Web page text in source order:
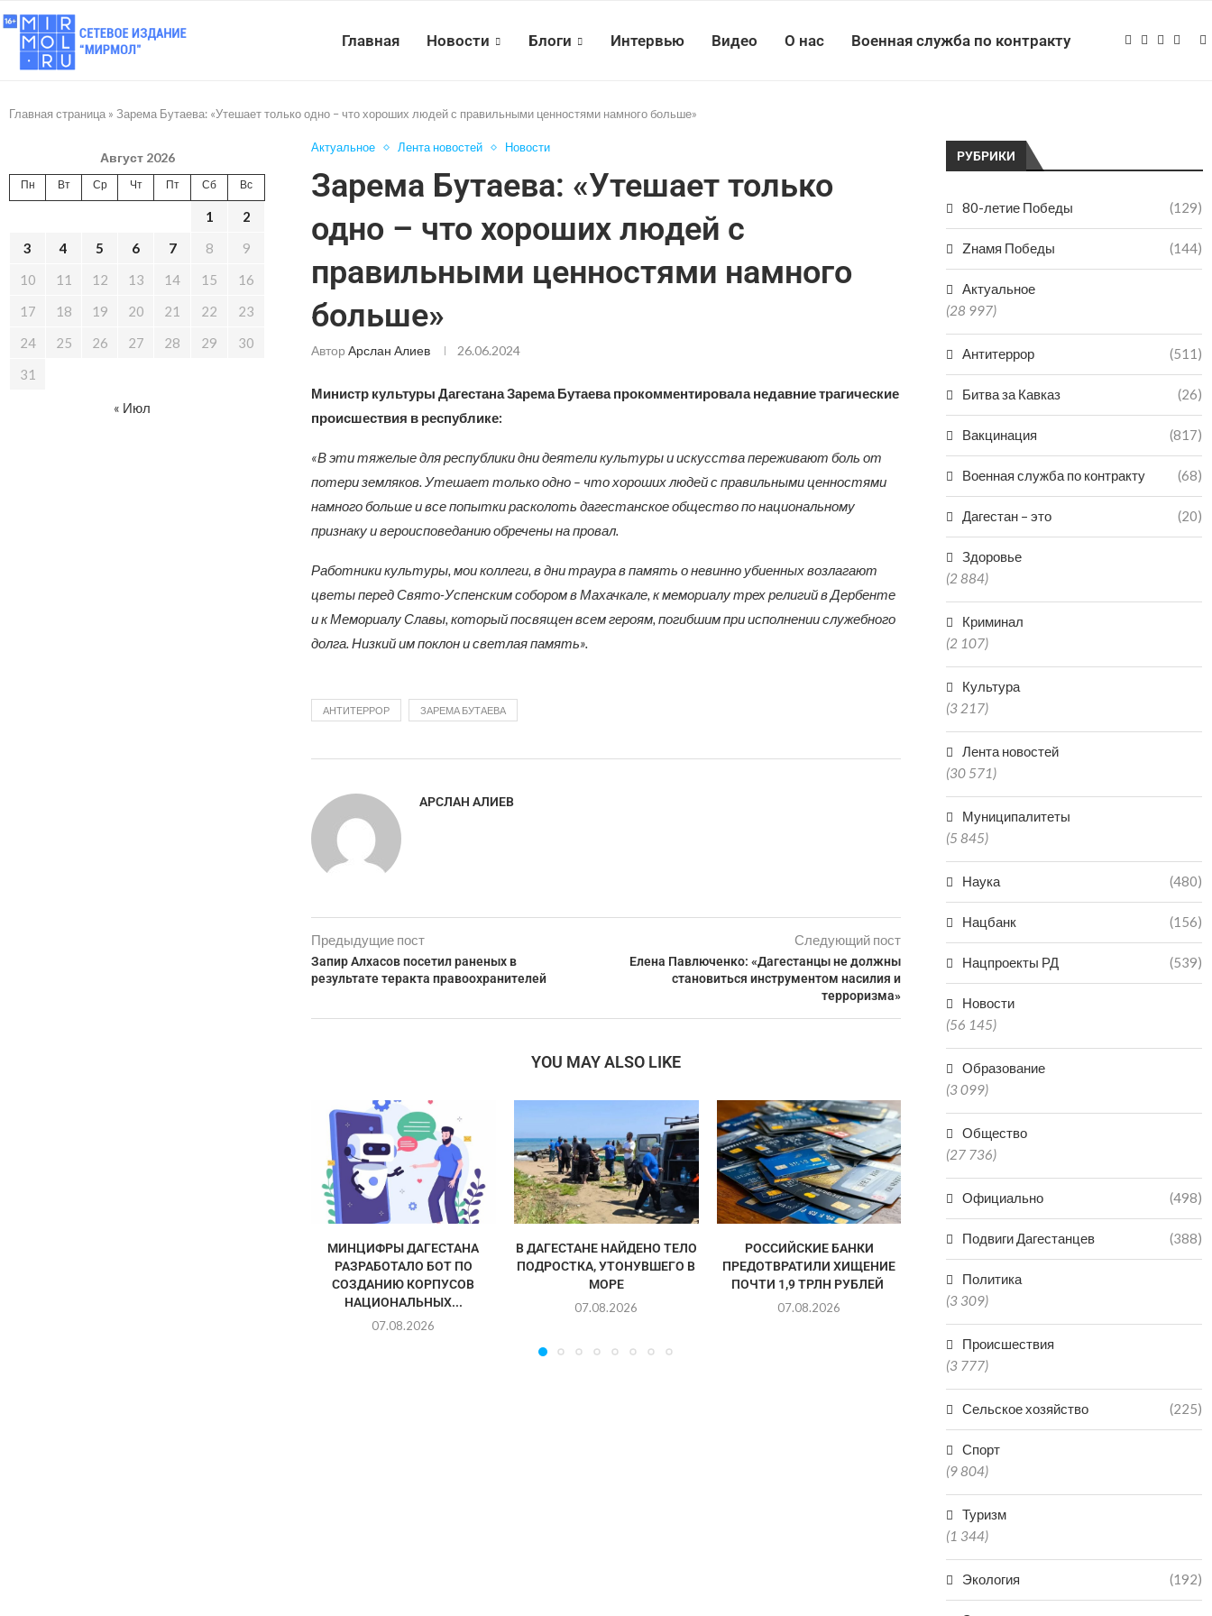
Главная Новости Блоги Интервью Видео О нас Военная служба по контракту
Главная страница » Зарема Бутаева: «Утешает только одно – что хороших людей с правильными ценностями намного больше»
Актуальное Лента новостей Новости
Зарема Бутаева: «Утешает только
одно – что хороших людей с
правильными ценностями намного
больше»
Автор Арслан Алиев 26.06.2024
Министр культуры Дагестана Зарема Бутаева прокомментировала недавние трагические
происшествия в республике:
«В эти тяжелые для республики дни деятели культуры и искусства переживают боль от
потери земляков. Утешает только одно – что хороших людей с правильными ценностями
намного больше и все попытки расколоть дагестанское общество по национальному
признаку и вероисповеданию обречены на провал.
Работники культуры, мои коллеги, в дни траура в память о невинно убиенных возлагают
цветы перед Свято-Успенским собором в Махачкале, к мемориалу трех религий в Дербенте
и к Мемориалу Славы, который посвящен всем героям, погибшим при исполнении служебного
долга. Низкий им поклон и светлая память».
АНТИТЕРРОР ЗАРЕМА БУТАЕВА
АРСЛАН АЛИЕВ
Предыдущие пост
Запир Алхасов посетил раненых в
результате теракта правоохранителей
Следующий пост
Елена Павлюченко: «Дагестанцы не должны
становиться инструментом насилия и
терроризма»
YOU MAY ALSO LIKE
МИНЦИФРЫ ДАГЕСТАНА
РАЗРАБОТАЛО БОТ ПО
СОЗДАНИЮ КОРПУСОВ
НАЦИОНАЛЬНЫХ...
07.08.2026
В ДАГЕСТАНЕ НАЙДЕНО ТЕЛО
ПОДРОСТКА, УТОНУВШЕГО В
МОРЕ
07.08.2026
РОССИЙСКИЕ БАНКИ
ПРЕДОТВРАТИЛИ ХИЩЕНИЕ
ПОЧТИ 1,9 ТРЛН РУБЛЕЙ
07.08.2026
ПОЛУЧИЛ 3,5 ГОДА КОЛОНИИ
РУБРИКИ
80-летие Победы (129)
Zнамя Победы (144)
Актуальное
(28 997)
Антитеррор (511)
Битва за Кавказ (26)
Вакцинация (817)
Военная служба по контракту (68)
Дагестан – это (20)
Здоровье
(2 884)
Криминал
(2 107)
Культура
(3 217)
Лента новостей
(30 571)
Муниципалитеты
(5 845)
Наука (480)
Нацбанк (156)
Нацпроекты РД (539)
Новости
(56 145)
Образование
(3 099)
Общество
(27 736)
Официально (498)
Подвиги Дагестанцев (388)
Политика
(3 309)
Происшествия
(3 777)
Сельское хозяйство (225)
Спорт
(9 804)
Туризм
(1 344)
Экология (192)
Август 2026
Пн Вт Ср Чт Пт Сб Вс
1
2
3
4 5 6 7 8
9
10
11 12 13 14 15
16
17
18 19 20 21 22
23
24
25 26 27 28 29
30
31
« Июл